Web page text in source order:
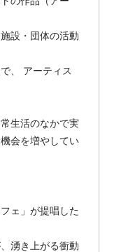
設・団体の活動
、 アーティス
生活のなかで実
会を増やしてい
ェ」が提唱した
湧き上がる衝動